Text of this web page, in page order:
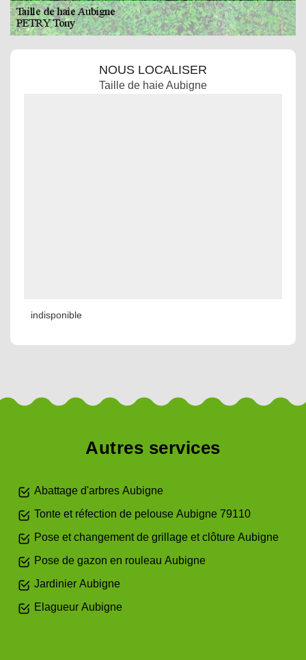
NOUS LOCALISER
Taille de haie Aubigne
indisponible
Autres services
Abattage d'arbres Aubigne
Tonte et réfection de pelouse Aubigne 79110
Pose et changement de grillage et clôture Aubigne
Pose de gazon en rouleau Aubigne
Jardinier Aubigne
Elagueur Aubigne